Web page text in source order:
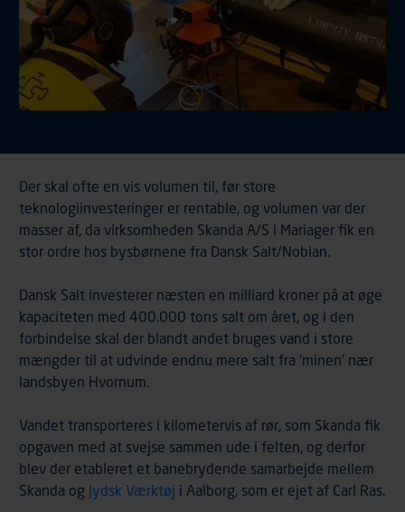
Der skal ofte en vis volumen til, før store
teknologiinvesteringer er rentable, og volumen var der
masser af, da virksomheden Skanda A/S i Mariager fik en
stor ordre hos bysbørnene fra Dansk Salt/Nobian.
Dansk Salt investerer næsten en milliard kroner på at øge
kapaciteten med 400.000 tons salt om året, og i den
forbindelse skal der blandt andet bruges vand i store
mængder til at udvinde endnu mere salt fra 'minen' nær
landsbyen Hvornum.
Vandet transporteres i kilometervis af rør, som Skanda fik
opgaven med at svejse sammen ude i felten, og derfor
blev der etableret et banebrydende samarbejde mellem
Skanda og Jydsk Værktøj i Aalborg, som er ejet af Carl Ras.